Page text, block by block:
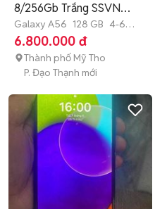
8/256Gb Trắng SSVN
99%
Galaxy A56 128 GB 4-6
tháng
6.800.000 đ
Thành phố Mỹ Tho
P. Đạo Thạnh mới